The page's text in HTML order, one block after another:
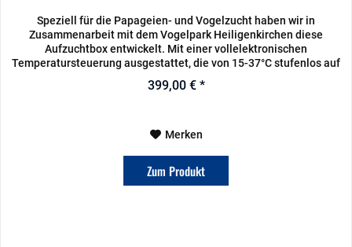
Speziell für die Papageien- und Vogelzucht haben wir in
Zusammenarbeit mit dem Vogelpark Heiligenkirchen diese
Aufzuchtbox entwickelt. Mit einer vollelektronischen
Temperatursteuerung ausgestattet, die von 15-37°C stufenlos auf
399,00 € *
Merken
Zum Produkt